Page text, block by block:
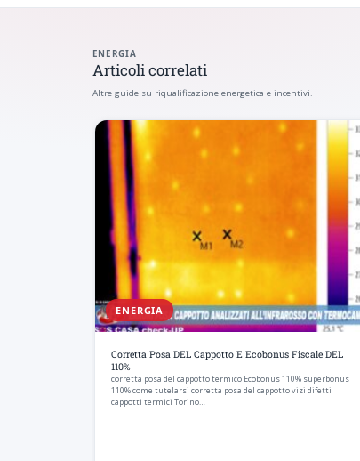
ENERGIA
Articoli correlati
Altre guide su riqualificazione energetica e incentivi.
ENERGIA
Corretta Posa DEL Cappotto E Ecobonus Fiscale DEL
110%
corretta posa del cappotto termico Ecobonus 110% superbonus
110% come tutelarsi corretta posa del cappotto vizi difetti
cappotti termici Torino…